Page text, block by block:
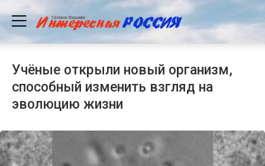
Учёные открыли новый организм,
способный изменить взгляд на
эволюцию жизни